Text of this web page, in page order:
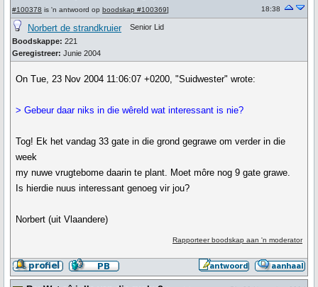
#100378 is 'n antwoord op boodskap #100369]
18:38
Norbert de strandkruier
Boodskappe: 221
Geregistreer: Junie 2004
Senior Lid
On Tue, 23 Nov 2004 11:06:07 +0200, "Suidwester" wrote:
> Gebeur daar niks in die wêreld wat interessant is nie?
Tog! Ek het vandag 33 gate in die grond gegrawe om verder in die
week
my nuwe vrugtebome daarin te plant. Moet môre nog 9 gate grawe.
Is hierdie nuus interessant genoeg vir jou?
Norbert (uit Vlaandere)
Rapporteer boodskap aan 'n moderator